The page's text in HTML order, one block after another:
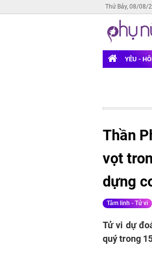
Thứ Bảy, 08/08/
YÊU -
Thần
vọt
dựng
Tâm linh - Tử vi
Tử vi dự
quý trong